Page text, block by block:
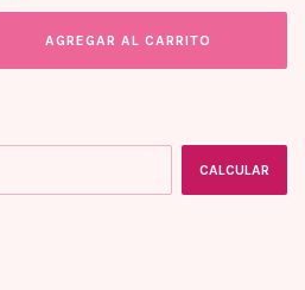
CALCULAR